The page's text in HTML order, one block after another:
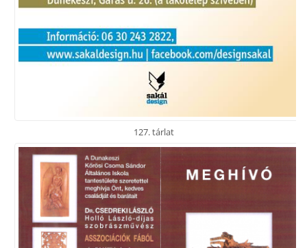
127. tárlat